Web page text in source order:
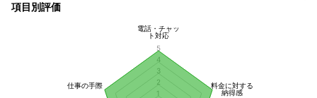
項目別評価
電話・チャッ
ト対応
料金に対する
納得感
仕事の手際
1
2
3
4
5